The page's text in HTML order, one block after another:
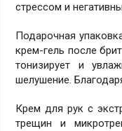
стрессом и
Подарочная
крем-гель после
тонизирует и
шелушение.
Крем для рук с
трещин и